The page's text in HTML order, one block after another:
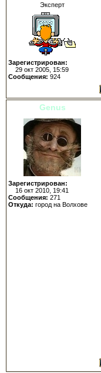
Эксперт
Зарегистрирован:
29 окт 2005, 15:59
Сообщения: 924
Genus
Зарегистрирован:
16 окт 2010, 19:41
Сообщения: 271
Откуда: город на Волхове